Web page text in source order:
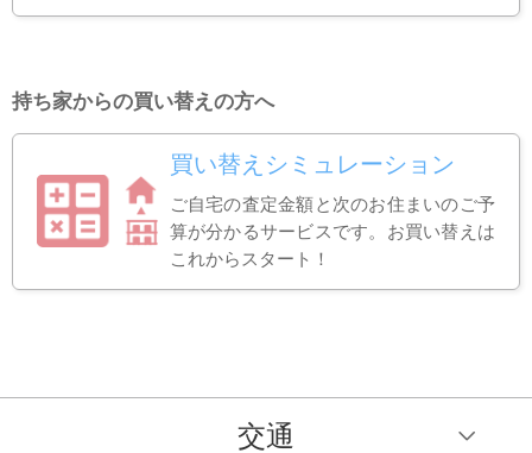
持ち家からの買い替えの方へ
買い替えシミュレーション
ご自宅の査定金額と次のお住まいのご予
算が分かるサービスです。お買い替えは
これからスタート！
交通